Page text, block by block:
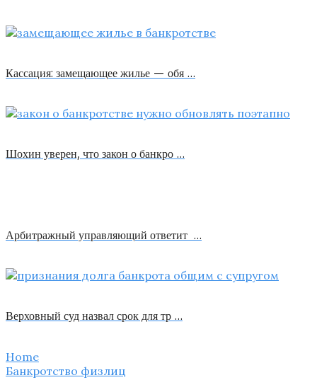
Кассация: замещающее жилье — обя …
Шохин уверен, что закон о банкро …
Арбитражный управляющий ответит …
Верховный суд назвал срок для тр …
Home
Банкротство физлиц